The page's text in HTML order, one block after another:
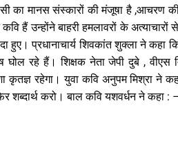
का मानस संस्कारों की मंजूषा है ,आचरण
हैं उन्होंने बाहरी हमलावरों के
हुए। प्रधानाचार्य शिवकांत शुक्ला ने कहा
रहे हैं। शिक्षक नेता जेपी दुबे , वीएस
रहेगा। युवा कवि अनुपम मिश्रा ने
शब्दार्थ करो। बाल कवि यशवर्धन ने कहा :